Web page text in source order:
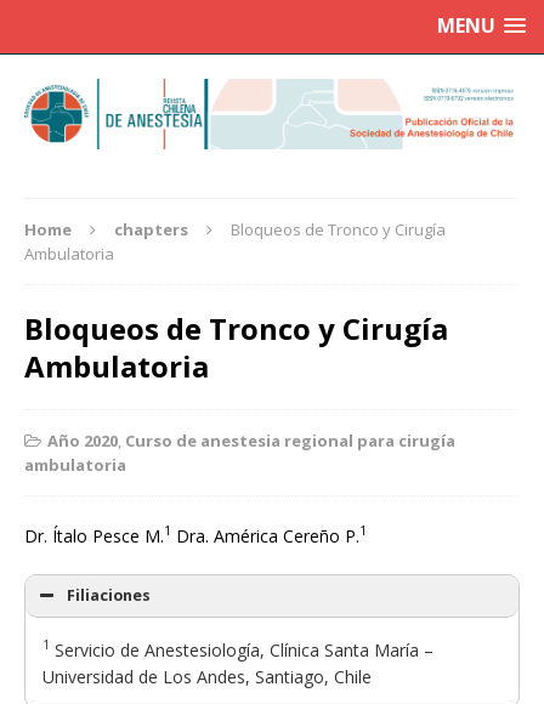
MENU
Home chapters
Bloqueos de Tronco y Cirugía
Ambulatoria
Bloqueos de Tronco y Cirugía
Ambulatoria
Año 2020, Curso de anestesia regional para cirugía
ambulatoria
Dr. Ítalo Pesce M.1 Dra. América Cereño P.1
Filiaciones
1 Servicio de Anestesiología, Clínica Santa María –
Universidad de Los Andes, Santiago, Chile